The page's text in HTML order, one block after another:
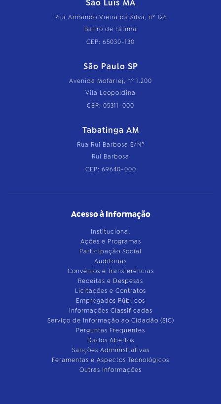
São Luís MA
Rua Armando Vieira da Silva, nº 126
Bairro de Fátima
CEP: 65030-130
São Paulo SP
Avenida Mofarrej, nº 1.200
Vila Leopoldina
CEP: 05311-000
Tabatinga AM
Rua Rui Barbosa S/Nº
Rui Barbosa
CEP: 69640-000
Acesso à Informação
Institucional
Ações e Programas
Participação Social
Auditorias
Convênios e Transferências
Receitas e Despesas
Licitações e Contratos
Empregados Públicos
Informações Classificadas
Serviço de Informação ao Cidadão (SIC)
Perguntas Frequentes
Dados Abertos
Sanções Administrativas
Feramentas e Aspectos Tecnológicos
Outras Informações